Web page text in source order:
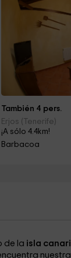
También 4 pers.
Erjos (Tenerife)
¡A sólo 4.4km!
Barbacoa
de la isla